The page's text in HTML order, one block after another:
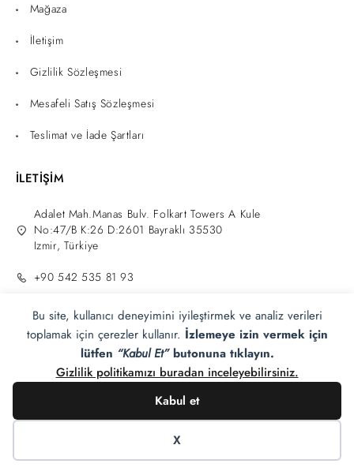
Bu site, kullanıcı deneyimini iyileştirmek ve analiz verileri
toplamak için çerezler kullanır. İzlemeye izin vermek için
lütfen “Kabul Et”butonuna tıklayın.
Gizlilik politikamızı buradan inceleyebilirsiniz.
Kabul et
X
Mağaza
İletişim
Gizlilik Sözleşmesi
Mesafeli Satış Sözleşmesi
Teslimat ve İade Şartları
İLETİŞİM
Adalet Mah.Manas Bulv. Folkart Towers A Kule
No:47/B K:26 D:2601 Bayraklı 35530
Izmir, Türkiye
+90 542 535 81 93
info@zahmeri.com
Zahmeri®2025 Tüm hakları saklıdır.Tasarım AdamE-ticaret.